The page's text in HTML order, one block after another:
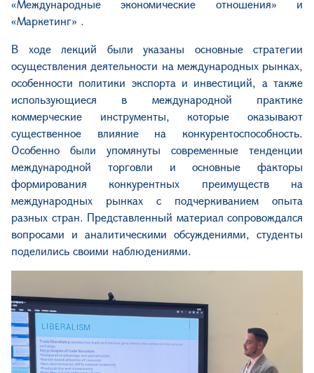
«Международные экономические отношения» и
«Маркетинг» .
В ходе лекций были указаны основные стратегии
осуществления деятельности на международных рынках,
особенности политики экспорта и инвестиций, а также
использующиеся в международной практике
коммерческие инструменты, которые оказывают
существенное влияние на конкурентоспособность.
Особенно были упомянуты современные тенденции
международной торговли и основные факторы
формирования конкурентных преимуществ на
международных рынках с подчеркиванием опыта
разных стран. Представленный материал сопровождался
вопросами и аналитическими обсуждениями, студенты
поделились своими наблюдениями.